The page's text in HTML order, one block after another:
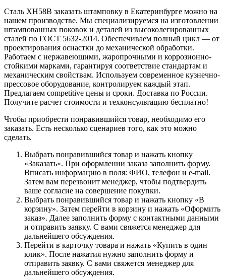
Сталь ХН58В заказать штамповку в Екатеринбурге можно на
нашем производстве. Мы специализируемся на изготовлении
штампованных поковок и деталей из высоколегированных
сталей по ГОСТ 5632-2014. Обеспечиваем полный цикл — от
проектирования оснастки до механической обработки.
Работаем с нержавеющими, жаропрочными и коррозионно-
стойкими марками, гарантируя соответствие стандартам и
механическим свойствам. Используем современное кузнечно-
прессовое оборудование, контролируем каждый этап.
Предлагаем competitive цены и сроки. Доставка по России.
Получите расчет стоимости и техконсультацию бесплатно!
Чтобы приобрести понравившийся товар, необходимо его
заказать. Есть несколько сценариев того, как это можно
сделать.
Выбрать понравившийся товар и нажать кнопку
«Заказать». При оформлении заказа заполнить форму.
Вписать информацию в поля: ФИО, телефон и e-mail.
Затем вам перезвонит менеджер, чтобы подтвердить
ваше согласие на совершение покупки.
Выбрать понравившийся товар и нажать кнопку «В
корзину». Затем перейти в корзину и нажать «Оформить
заказ». Далее заполнить форму с контактными данными
и отправить заявку. С вами свяжется менеджер для
дальнейшего обсуждения.
Перейти в карточку товара и нажать «Купить в один
клик». После нажатия нужно заполнить форму и
отправить заявку. С вами свяжется менеджер для
дальнейшего обсуждения.